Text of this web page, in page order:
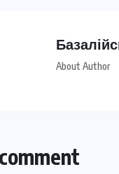
About Author